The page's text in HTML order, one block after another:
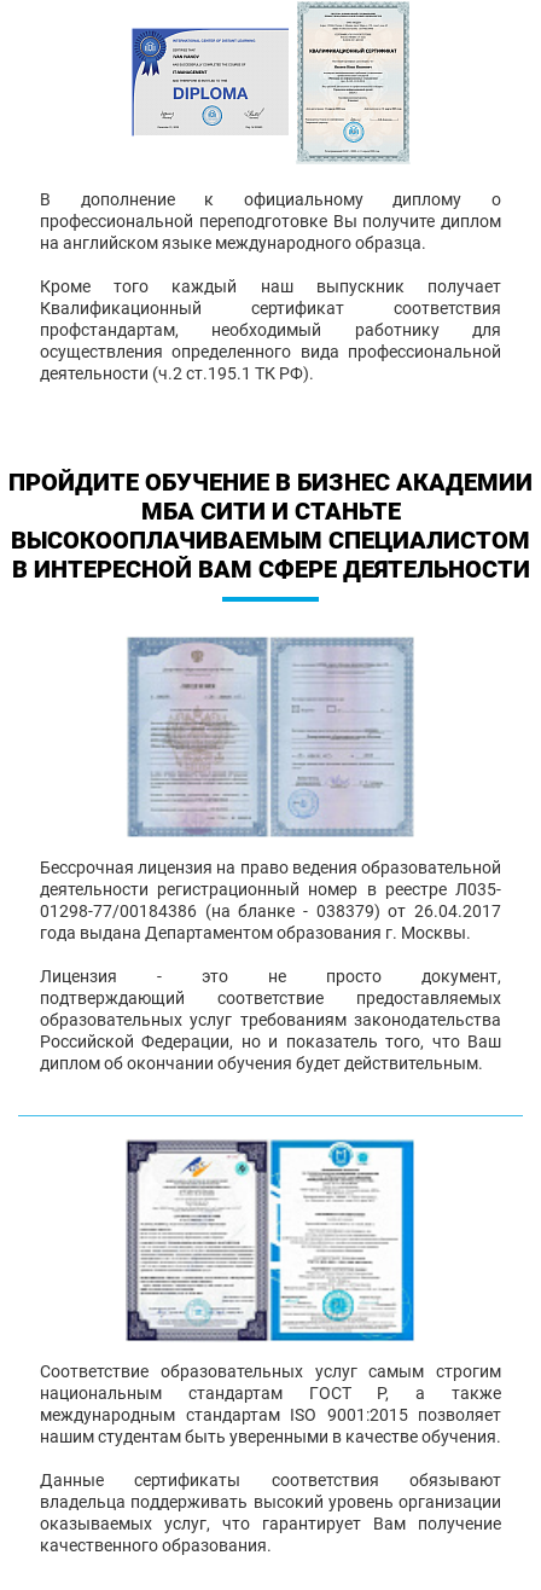
В дополнение к официальному диплому о
профессиональной переподготовке Вы получите диплом
на английском языке международного образца.
Кроме того каждый наш выпускник получает
Квалификационный сертификат соответствия
профстандартам, необходимый работнику для
осуществления определенного вида профессиональной
деятельности (ч.2 ст.195.1 ТК РФ).
ПРОЙДИТЕ ОБУЧЕНИЕ В БИЗНЕС АКАДЕМИИ
МБА СИТИ И СТАНЬТЕ
ВЫСОКООПЛАЧИВАЕМЫМ СПЕЦИАЛИСТОМ
В ИНТЕРЕСНОЙ ВАМ СФЕРЕ ДЕЯТЕЛЬНОСТИ
Бессрочная лицензия на право ведения образовательной
деятельности регистрационный номер в реестре Л035-
01298-77/00184386 (на бланке - 038379) от 26.04.2017
года выдана Департаментом образования г. Москвы.
Лицензия - это не просто документ,
подтверждающий соответствие предоставляемых
образовательных услуг требованиям законодательства
Российской Федерации, но и показатель того, что Ваш
диплом об окончании обучения будет действительным.
Соответствие образовательных услуг самым строгим
национальным стандартам ГОСТ Р, а также
международным стандартам ISO 9001:2015 позволяет
нашим студентам быть уверенными в качестве обучения.
Данные сертификаты соответствия обязывают
владельца поддерживать высокий уровень организации
оказываемых услуг, что гарантирует Вам получение
качественного образования.